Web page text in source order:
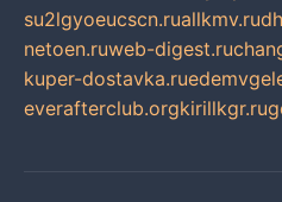
su2lgyoeucscn.ruallkmv.ru
netoen.ruweb-digest.ru
kuper-dostavka.ru
everafterclub.orgkirillkgr.ru